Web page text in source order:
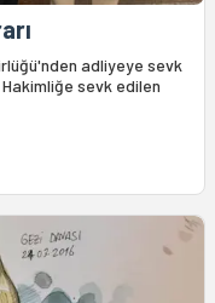
adliyeye sevk
sevk edilen